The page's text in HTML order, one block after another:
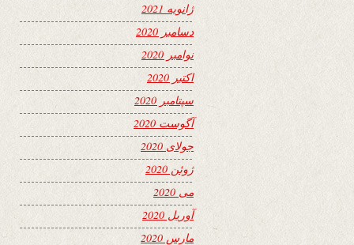
ژانویه 2021
دسامبر 2020
نوامبر 2020
اکتبر 2020
سپتامبر 2020
آگوست 2020
جولای 2020
ژوئن 2020
می 2020
آوریل 2020
مارس 2020